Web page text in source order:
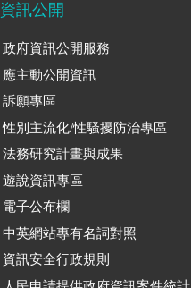
資訊公開
政府資訊公開服務
應主動公開資訊
訴願專區
性別主流化/性騷擾防治專區
法務研究計畫與成果
遊說資訊專區
電子公布欄
中英網站專有名詞對照
資訊安全行政規則